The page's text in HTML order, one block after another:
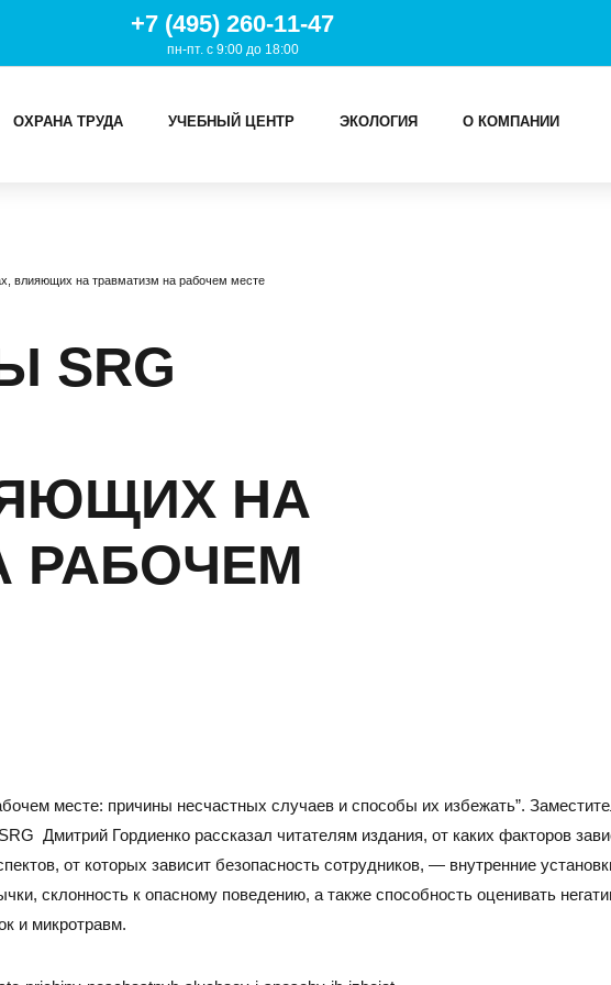
+7 (495) 260-11-47
пн-пт. с 9:00 до 18:00
ОХРАНА ТРУДА УЧЕБНЫЙ ЦЕНТР ЭКОЛОГИЯ О КОМПАНИИ
г.Саратов, ул. им. В.Г. Рахова, 187/213, 6 этаж,
НОВОСИБИРСК
Адрес
630007, г. Новосибирск, ул.
влияющих на травматизм на рабочем месте
SRG
НА
РАБОЧЕМ
месте: причины несчастных случаев и способы их избежать”.
Дмитрий Гордиенко рассказал читателям издания, от каких факторов
от которых зависит безопасность сотрудников, — внутренние
склонность к опасному поведению, а также способность оценивать
и микротравм.